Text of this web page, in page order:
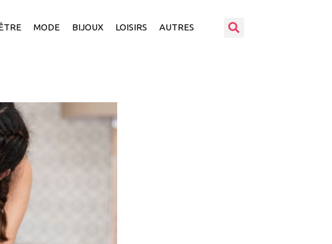
MODE BIJOUX LOISIRS AUTRES